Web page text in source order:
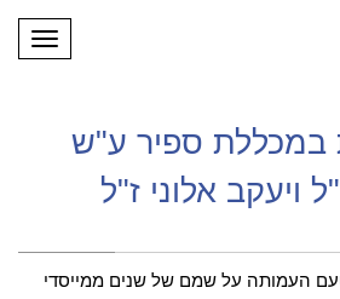
במכללת ספיר ע"ש
ויעקב אלוני ז"ל
העמותה על שמם של שנים ממייסדי